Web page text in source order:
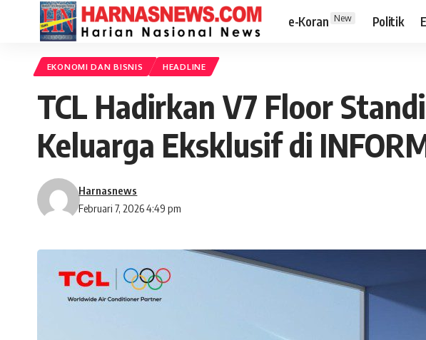
e-Koran New Politik
EKONOMI DAN BISNIS HEADLINE
TCL Hadirkan V7 Floor
Keluarga Eksklusif di
Februari 7, 2026 4:49 pm
Harnasnews